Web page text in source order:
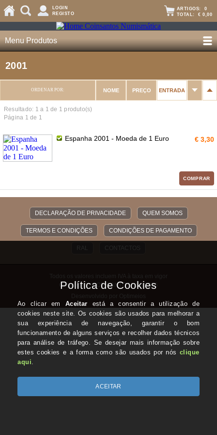
LOGIN
REGISTO
ARTIGOS: 0
TOTAL: € 0,00
Menu Produtos
2001
ORDENAR POR: NOME PREÇO ENTRADA
Resultado: 1 a 1 de 1 produto(s)
Página 1 de 1
Espanha 2001 - Moeda de 1 Euro € 3,30
COMPRAR
DECLARAÇÃO DE PRIVACIDADE QUEM SOMOS
TERMOS E CONDIÇÕES CONDIÇÕES DE PAGAMENTO
RAL CONTACTOS
Todos os valores incluem IVA à taxa em vigor
Copyright © COINSANTOS.com 2026
Desenvolvido por Optimeios